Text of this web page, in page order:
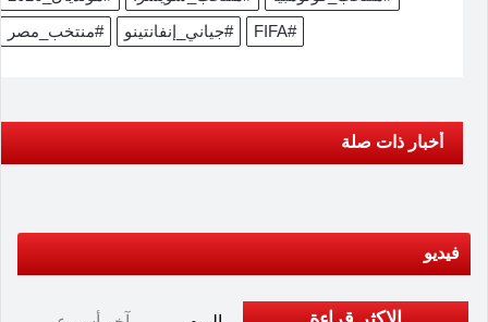
#منتخب_مصر
#جياني_إنفانتينو #FIFA
أخبار ذات صلة
فيديو